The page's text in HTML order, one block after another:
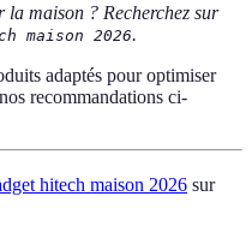
la maison ? Recherchez sur
maison 2026.
adaptés pour optimiser
recommandations ci-
hitech maison 2026 sur